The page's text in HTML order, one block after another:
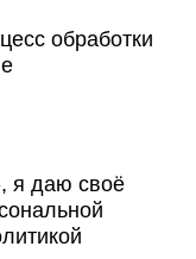
обработки
я даю своё